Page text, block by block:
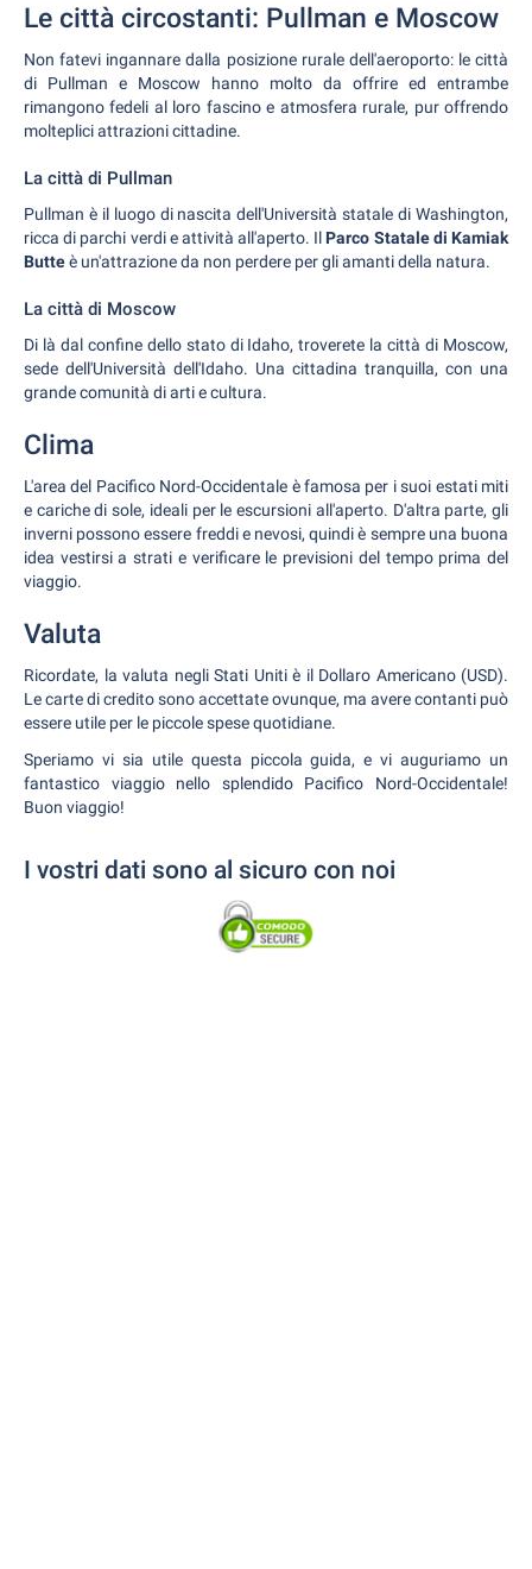
Le città circostanti: Pullman e Moscow
Non fatevi ingannare dalla posizione rurale dell'aeroporto: le città
di Pullman e Moscow hanno molto da offrire ed entrambe
rimangono fedeli al loro fascino e atmosfera rurale, pur offrendo
molteplici attrazioni cittadine.
La città di Pullman
Pullman è il luogo di nascita dell'Università statale di Washington,
ricca di parchi verdi e attività all'aperto. IlParco Statale di Kamiak
Butteè un'attrazione da non perdere per gli amanti della natura.
La città di Moscow
Di là dal confine dello stato di Idaho, troverete la città di Moscow,
sede dell'Università dell'Idaho. Una cittadina tranquilla, con una
grande comunità di arti e cultura.
Clima
L'area del Pacifico Nord-Occidentale è famosa per i suoi estati miti
e cariche di sole, ideali per le escursioni all'aperto. D'altra parte, gli
inverni possono essere freddi e nevosi, quindi è sempre una buona
idea vestirsi a strati e verificare le previsioni del tempo prima del
viaggio.
Valuta
Ricordate, la valuta negli Stati Uniti è il Dollaro Americano (USD).
Le carte di credito sono accettate ovunque, ma avere contanti può
essere utile per le piccole spese quotidiane.
Speriamo vi sia utile questa piccola guida, e vi auguriamo un
fantastico viaggio nello splendido Pacifico Nord-Occidentale!
Buon viaggio!
I vostri dati sono al sicuro con noi